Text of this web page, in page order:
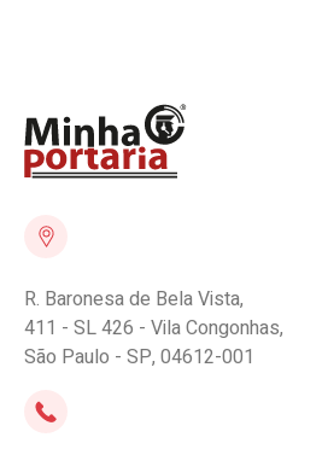
R. Baronesa de Bela Vista,
411 - SL 426 - Vila Congonhas,
São Paulo - SP, 04612-001